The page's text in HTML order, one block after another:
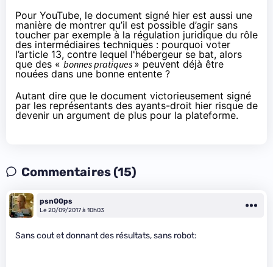
Pour YouTube, le document signé hier est aussi une
manière de montrer qu’il est possible d’agir sans
toucher par exemple à la régulation juridique du rôle
des intermédiaires techniques : pourquoi voter
l’article 13, contre lequel l'hébergeur se bat, alors
que des «bonnes pratiques » peuvent déjà être
nouées dans une bonne entente ?
Autant dire que le document victorieusement signé
par les représentants des ayants-droit hier risque de
devenir un argument de plus pour la plateforme.
Commentaires (15)
psn00ps
Le 20/09/2017 à 10h03
Sans cout et donnant des résultats, sans robot: